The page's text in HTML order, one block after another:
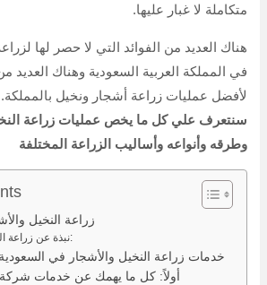
متكاملة لا غبار عليها.
هناك العديد من الفوائد التي لا حصر لها
في المملكة العربية السعودية وهناك العديد
لأفضل عمليات زراعة أشجار ونخيل
سنتعرف علي كل ما يخص عمليات زراعة
وطرقه وأنواعه وأساليب الزراعة المختلفة
زراعة النخيل
نبذة عن زراعة النخيل والاشجار:
خدمات زراعة النخيل والأشجار في
أولاً: كل ما يهمك عن خدمات شركة